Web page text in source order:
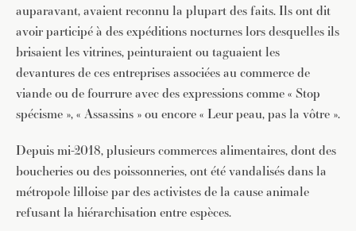
auparavant, avaient reconnu la plupart des faits. Ils ont dit
avoir participé à des expéditions nocturnes lors desquelles ils
brisaient les vitrines, peinturaient ou taguaient les
devantures de ces entreprises associées au commerce de
viande ou de fourrure avec des expressions comme « Stop
spécisme », « Assassins » ou encore « Leur peau, pas la vôtre ».
Depuis mi-2018, plusieurs commerces alimentaires, dont des
boucheries ou des poissonneries, ont été vandalisés dans la
métropole lilloise par des activistes de la cause animale
refusant la hiérarchisation entre espèces.